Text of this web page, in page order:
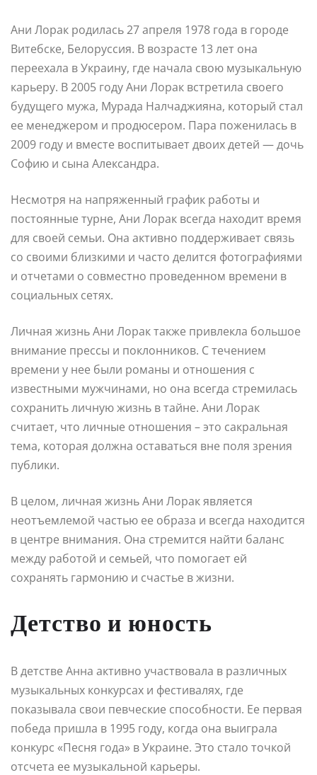
Ани Лорак родилась 27 апреля 1978 года в городе
Витебске, Белоруссия. В возрасте 13 лет она
переехала в Украину, где начала свою музыкальную
карьеру. В 2005 году Ани Лорак встретила своего
будущего мужа, Мурада Налчаджияна, который стал
ее менеджером и продюсером. Пара поженилась в
2009 году и вместе воспитывает двоих детей — дочь
Софию и сына Александра.
Несмотря на напряженный график работы и
постоянные турне, Ани Лорак всегда находит время
для своей семьи. Она активно поддерживает связь
со своими близкими и часто делится фотографиями
и отчетами о совместно проведенном времени в
социальных сетях.
Личная жизнь Ани Лорак также привлекла большое
внимание прессы и поклонников. С течением
времени у нее были романы и отношения с
известными мужчинами, но она всегда стремилась
сохранить личную жизнь в тайне. Ани Лорак
считает, что личные отношения – это сакральная
тема, которая должна оставаться вне поля зрения
публики.
В целом, личная жизнь Ани Лорак является
неотъемлемой частью ее образа и всегда находится
в центре внимания. Она стремится найти баланс
между работой и семьей, что помогает ей
сохранять гармонию и счастье в жизни.
Детство и юность
В детстве Анна активно участвовала в различных
музыкальных конкурсах и фестивалях, где
показывала свои певческие способности. Ее первая
победа пришла в 1995 году, когда она выиграла
конкурс «Песня года» в Украине. Это стало точкой
отсчета ее музыкальной карьеры.